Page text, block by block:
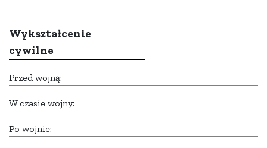
Wykształcenie
cywilne
Przed wojną:
W czasie wojny:
Po wojnie: